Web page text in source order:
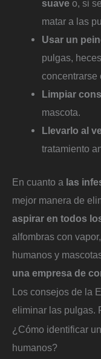
suave o, si
matar a las
Usar un
pulgas,
concentrarse
Limpiar
mascota.
Llevarlo al
tratamiento
En cuanto a las
mejor manera de
aspirar en todos
alfombras con
humanos y
una empresa de
Los consejos de la
eliminar las pulgas.
¿Cómo identificar
humanos?